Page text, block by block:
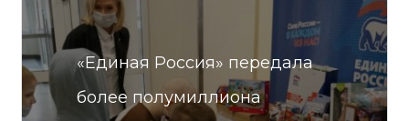
«Единая Россия» передала
более полумиллиона